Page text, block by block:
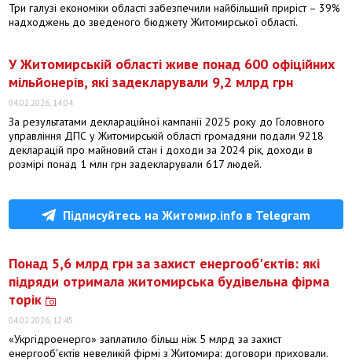
Три галузі економіки області забезпечили найбільший приріст – 39%
надходжень до зведеного бюджету Житомирської області.
У Житомирській області живе понад 600 офіційних
мільйонерів, які задекларували 9,2 млрд грн
04.02.2026, 14:04
За результатами деклараційної кампанії 2025 року до Головного
управління ДПС у Житомирській області громадяни подали 9218
декларацій про майновий стан і доходи за 2024 рік, доходи в
розмірі понад 1 млн грн задекларували 617 людей.
Підписуйтесь на Житомир.info в Telegram
Понад 5,6 млрд грн за захист енергооб'єктів: які
підряди отримала житомирська будівельна фірма
торік
04.02.2026, 12:45
«Укргідроенерго» заплатило більш ніж 5 млрд за захист
енергооб'єктів невеликій фірмі з Житомира: договори приховали.